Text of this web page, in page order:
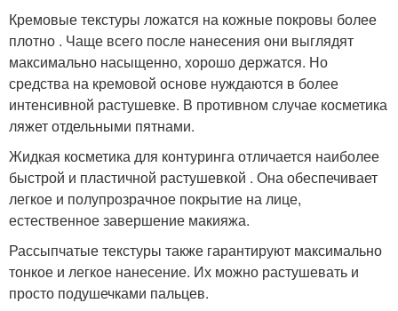
Кремовые текстуры ложатся на кожные покровы более
плотно . Чаще всего после нанесения они выглядят
максимально насыщенно, хорошо держатся. Но
средства на кремовой основе нуждаются в более
интенсивной растушевке. В противном случае косметика
ляжет отдельными пятнами.
Жидкая косметика для контуринга отличается наиболее
быстрой и пластичной растушевкой . Она обеспечивает
легкое и полупрозрачное покрытие на лице,
естественное завершение макияжа.
Рассыпчатые текстуры также гарантируют максимально
тонкое и легкое нанесение. Их можно растушевать и
просто подушечками пальцев.